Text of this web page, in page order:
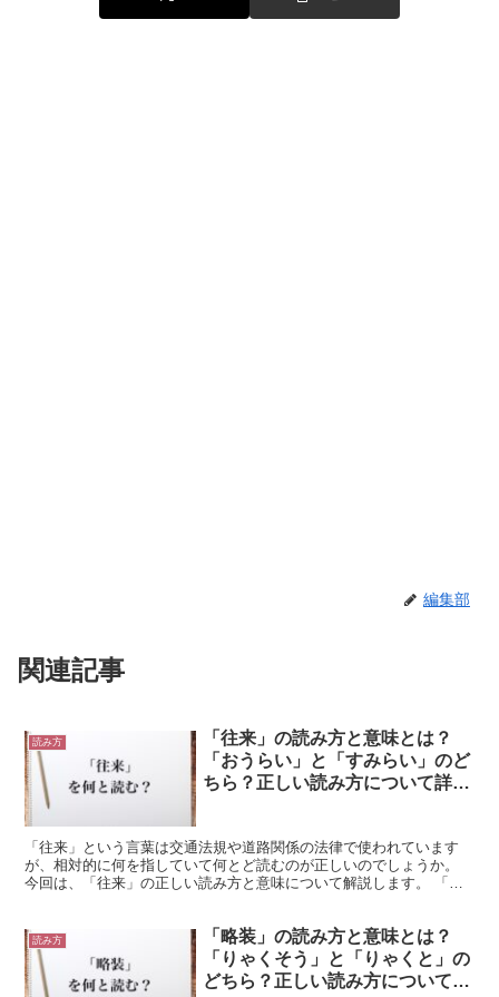
編集部
関連記事
読み方
「往来」の読み方と意味とは？
「おうらい」と「すみらい」のど
ちら？正しい読み方について詳し
「往来」という言葉は交通法規や道路関係の法律で使われています
が、相対的に何を指していて何とど読むのが正しいのでしょうか。
今回は、「往来」の正しい読み方と意味について解説します。 「往
読み方
「略装」の読み方と意味とは？
「りゃくそう」と「りゃくと」の
どちら？正しい読み方について詳